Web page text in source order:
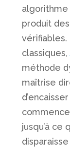
produit
vérifiables.
classiques,
méthode
maîtrise
jusqu’à ce